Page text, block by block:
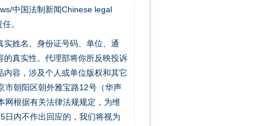
中国法制新闻Chinese legal
。
姓名、身份证号码、单位、通
真实性。代理部将你所反映投诉
容，涉及个人或单位版权和其它
市朝阳区朝外雅宝路12号（华声
网根据有关法律法规规定，为维
日内不作出回应的，我们将视为